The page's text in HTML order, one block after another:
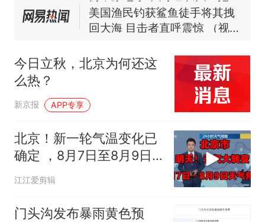
140多朵
美国渔民钓获鲨鱼徒手将其拽
回大海 目击者直呼震惊 （视频
碳中毒
热
那个在床头放菜刀的女孩，
因老师一句“跟我回家”改写了
人生
今日立秋，北京为何还这
么热？
新京报 APP专享
北京！新一轮气温变化已
确定 ，8月7日至8月9日
未来三天天气预报
江江爱剪辑
门头沟发布暴雨黄色预